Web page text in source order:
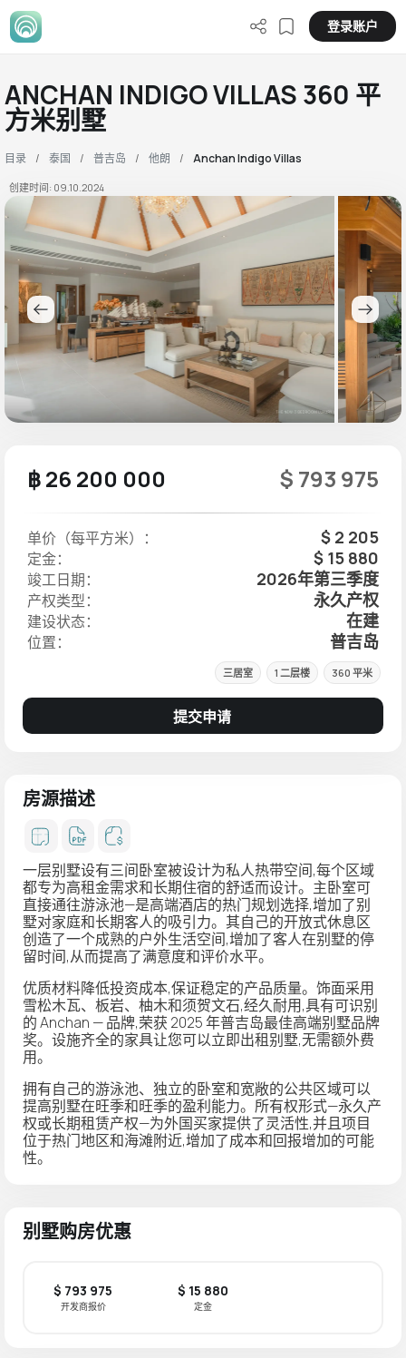
登录账户
ANCHAN INDIGO VILLAS 360 平
方米别墅
目录 泰国 普吉岛 他朗 Anchan Indigo Villas
创建时间: 09.10.2024
฿ 26 200 000 $ 793 975
单价（每平方米）： $ 2 205
定金： $ 15 880
竣工日期： 2026年第三季度
产权类型： 永久产权
建设状态： 在建
位置： 普吉岛
三居室 1 二层楼 360 平米
提交申请
房源描述
一层别墅设有三间卧室被设计为私人热带空间,每个区域
都专为高租金需求和长期住宿的舒适而设计。主卧室可
直接通往游泳池—是高端酒店的热门规划选择,增加了别
墅对家庭和长期客人的吸引力。其自己的开放式休息区
创造了一个成熟的户外生活空间,增加了客人在别墅的停
留时间,从而提高了满意度和评价水平。
优质材料降低投资成本,保证稳定的产品质量。饰面采用
雪松木瓦、板岩、柚木和须贺文石,经久耐用,具有可识别
的 Anchan — 品牌,荣获 2025 年普吉岛最佳高端别墅品牌
奖。设施齐全的家具让您可以立即出租别墅,无需额外费
用。
拥有自己的游泳池、独立的卧室和宽敞的公共区域可以
提高别墅在旺季和旺季的盈利能力。所有权形式—永久产
权或长期租赁产权—为外国买家提供了灵活性,并且项目
位于热门地区和海滩附近,增加了成本和回报增加的可能
性。
别墅购房优惠
$ 793 975
开发商报价
$ 15 880
定金